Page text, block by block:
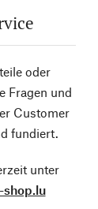
oder
Fragen und
Customer
fundiert.
unter
shop.lu